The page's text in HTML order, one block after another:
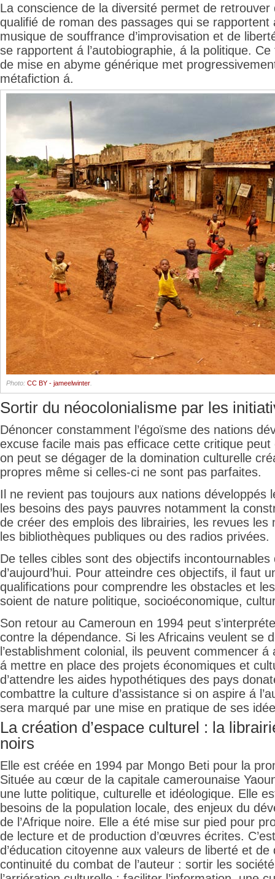
La conscience de la diversité permet de retrouver
qualifié de roman des passages qui se rapportent
musique de souffrance d’improvisation et de
se rapportent á l’autobiographie, á la politique.
de mise en abyme générique met
métafiction á.
Photo: CC BY - jameelwinter
Sortir du néocolonialisme par les
Dénoncer constamment l’égoïsme des nations
excuse facile mais pas efficace cette critique
on peut se dégager de la domination culturelle
propres même si celles-ci ne sont pas parfaites.
Il ne revient pas toujours aux nations développés
les besoins des pays pauvres notamment la
de créer des emplois des librairies, les revues les
les bibliothèques publiques ou des radios privées.
De telles cibles sont des objectifs incontournables
d’aujourd’hui. Pour atteindre ces objectifs, il faut
qualifications pour comprendre les obstacles et
soient de nature politique, socioéconomique,
Son retour au Cameroun en 1994 peut
contre la dépendance. Si les Africains veulent se
l’establishment colonial, ils peuvent commencer
á mettre en place des projets économiques et
d’attendre les aides hypothétiques des pays
combattre la culture d’assistance si on aspire á
sera marqué par une mise en pratique de ses
La création d’espace culturel : la
noirs
Elle est créée en 1994 par Mongo Beti pour la
Située au cœur de la capitale camerounaise
une lutte politique, culturelle et idéologique. Elle
besoins de la population locale, des enjeux du
de l’Afrique noire. Elle a été mise sur pied pour
de lecture et de production d’œuvres écrites.
d’éducation citoyenne aux valeurs de liberté et de
continuité du combat de l’auteur : sortir les